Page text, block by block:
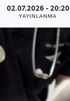
02.07.2026 - 20:20
YAYINLANMA